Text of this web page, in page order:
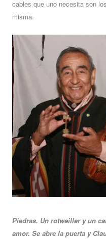
cables que uno necesita son
misma.
Piedras. Un rotweiller y un
amor. Se abre la puerta y